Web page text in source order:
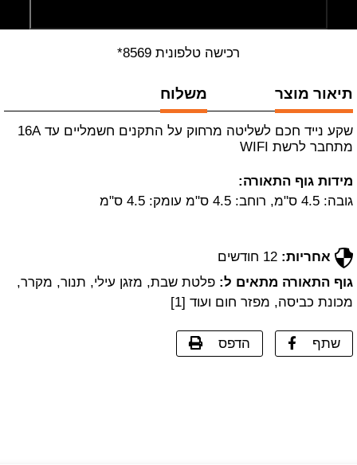
רכישה טלפונית 8569*
תיאור מוצר משלוח
שקע נייד חכם לשליטה מרחוק על התקנים חשמליים עד 16A
מתחבר לרשת WIFI
מידות גוף התאורה:
גובה: 4.5 ס"מ, רוחב: 4.5 ס"מ עומק: 4.5 ס"מ
אחריות:
גוף התאורה מתאים ל: פלטת שבת, מזגן עילי, תנור, מקרר,
מכונת כביסה, מפזר חום ועוד [1]
שתף הדפס